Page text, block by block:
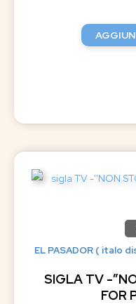
EL PASADOR ( italo
SIGLA TV -
FOR